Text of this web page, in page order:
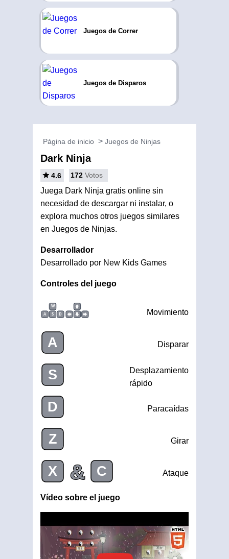
Juegos de Correr
Juegos de Disparos
Página de inicio Juegos de Ninjas
Dark Ninja
4.6 172 Votos
Juega Dark Ninja gratis online sin
necesidad de descargar ni instalar, o
explora muchos otros juegos similares
en Juegos de Ninjas.
Desarrollador
Desarrollado por New Kids Games
Controles del juego
W
A
S D Movimiento
A Disparar
S
Desplazamiento
rápido
D Paracaídas
Z Girar
X & C Ataque
Vídeo sobre el juego